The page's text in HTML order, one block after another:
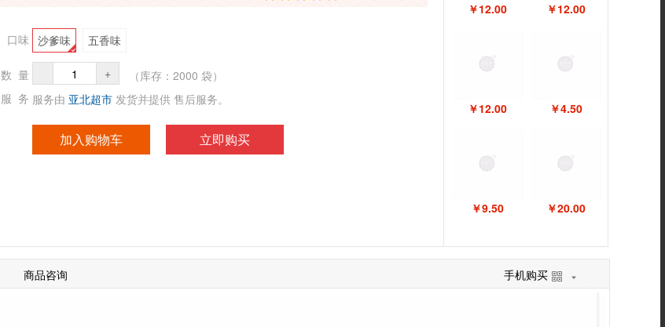
口味 沙爹味 五香味
数 量 + （库存： 2000 袋）
服 务 服务由 亚北超市 发货并提供 售后服务。
加入购物车 立即购买
￥12.00 ￥12.00
￥12.00 ￥4.50
￥9.50 ￥20.00
商品咨询 手机购买